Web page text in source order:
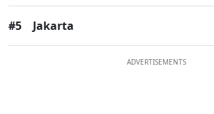
#5 Jakarta
ADVERTISEMENTS